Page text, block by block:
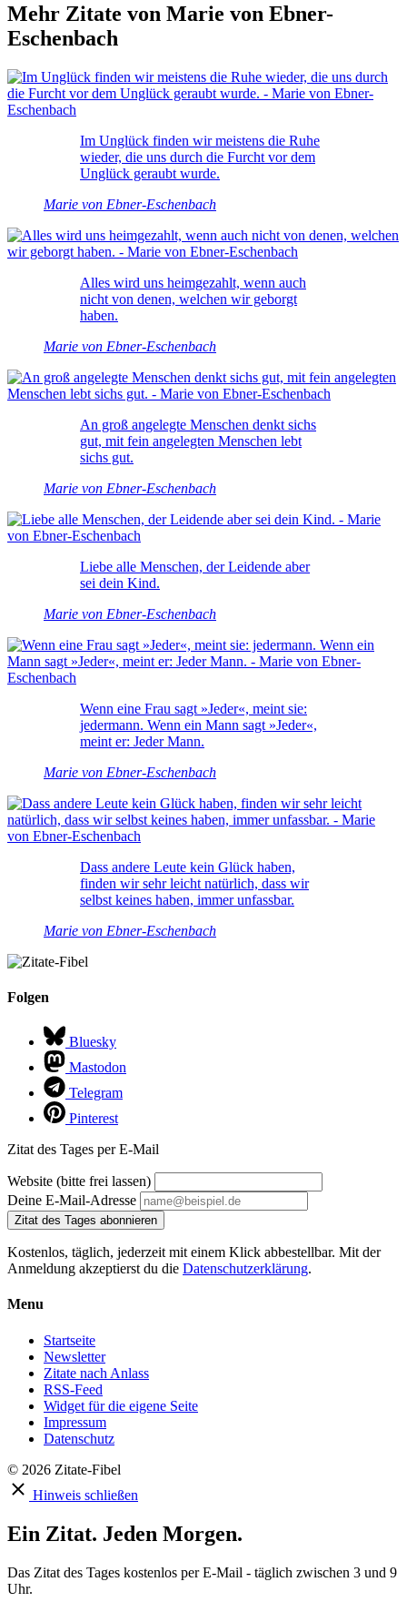
Mehr Zitate von Marie von Ebner-
Eschenbach
Im Unglück finden wir meistens die Ruhe
wieder, die uns durch die Furcht vor dem
Unglück geraubt wurde.
Marie von Ebner-Eschenbach
Alles wird uns heimgezahlt, wenn auch
nicht von denen, welchen wir geborgt
haben.
Marie von Ebner-Eschenbach
An groß angelegte Menschen denkt sichs
gut, mit fein angelegten Menschen lebt
sichs gut.
Marie von Ebner-Eschenbach
Liebe alle Menschen, der Leidende aber
sei dein Kind.
Marie von Ebner-Eschenbach
Wenn eine Frau sagt »Jeder«, meint sie:
jedermann. Wenn ein Mann sagt »Jeder«,
meint er: Jeder Mann.
Marie von Ebner-Eschenbach
Dass andere Leute kein Glück haben,
finden wir sehr leicht natürlich, dass wir
selbst keines haben, immer unfassbar.
Marie von Ebner-Eschenbach
Folgen
Bluesky
Mastodon
Telegram
Pinterest
Zitat des Tages per E-Mail
Website (bitte frei lassen)
Deine E-Mail-Adresse
Zitat des Tages abonnieren
Kostenlos, täglich, jederzeit mit einem Klick abbestellbar. Mit der
Anmeldung akzeptierst du die Datenschutzerklärung.
Menu
Startseite
Newsletter
Zitate nach Anlass
RSS-Feed
Widget für die eigene Seite
Impressum
Datenschutz
© 2026 Zitate-Fibel
Hinweis schließen
Ein Zitat. Jeden Morgen.
Das Zitat des Tages kostenlos per E-Mail - täglich zwischen 3 und 9
Uhr.